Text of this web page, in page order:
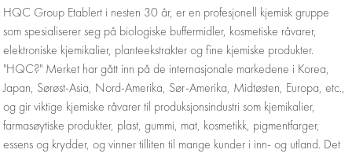
HQC Group Etablert i nesten 30 år, er en profesjonell kjemisk gruppe
som spesialiserer seg på biologiske buffermidler, kosmetiske råvarer,
elektroniske kjemikalier, planteekstrakter og fine kjemiske produkter.
"HQC?" Merket har gått inn på de internasjonale markedene i Korea,
Japan, Sørøst-Asia, Nord-Amerika, Sør-Amerika, Midtøsten, Europa, etc.,
og gir viktige kjemiske råvarer til produksjonsindustri som kjemikalier,
farmasøytiske produkter, plast, gummi, mat, kosmetikk, pigmentfarger,
essens og krydder, og vinner tilliten til mange kunder i inn- og utland. Det